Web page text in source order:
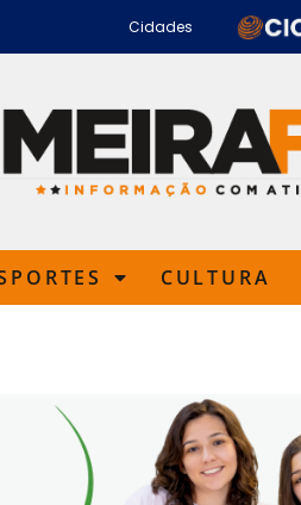
Cidades
CULTURA